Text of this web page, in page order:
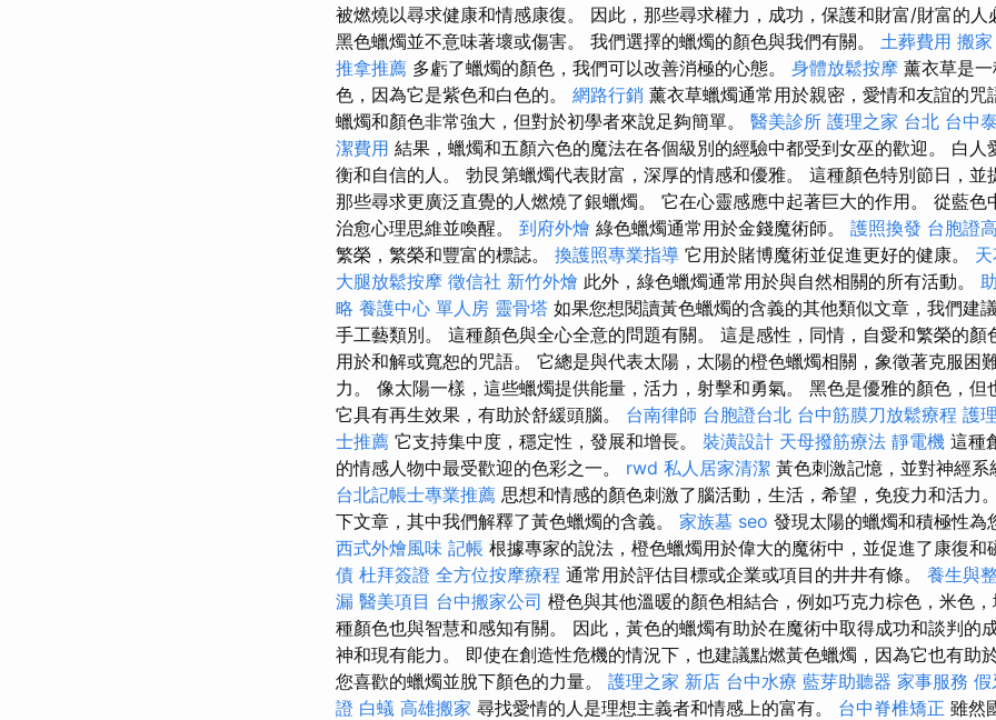
被燃燒以尋求健康和情感康復。 因此，那些尋求權力，成功，保護和財富/財富的人
黑色蠟燭並不意味著壞或傷害。 我們選擇的蠟燭的顏色與我們有關。 土葬費用 搬家
推拿推薦 多虧了蠟燭的顏色，我們可以改善消極的心態。 身體放鬆按摩 薰衣草是
色，因為它是紫色和白色的。 網路行銷 薰衣草蠟燭通常用於親密，愛情和友誼的咒
蠟燭和顏色非常強大，但對於初學者來說足夠簡單。 醫美診所 護理之家 台北 台中
潔費用 結果，蠟燭和五顏六色的魔法在各個級別的經驗中都受到女巫的歡迎。 白人
衡和自信的人。 勃艮第蠟燭代表財富，深厚的情感和優雅。 這種顏色特別節日，並
那些尋求更廣泛直覺的人燃燒了銀蠟燭。 它在心靈感應中起著巨大的作用。 從藍色
治愈心理思維並喚醒。 到府外燴 綠色蠟燭通常用於金錢魔術師。 護照換發 台胞證
繁榮，繁榮和豐富的標誌。 換護照專業指導 它用於賭博魔術並促進更好的健康。
大腿放鬆按摩 徵信社 新竹外燴 此外，綠色蠟燭通常用於與自然相關的所有活動。
略 養護中心 單人房 靈骨塔 如果您想閱讀黃色蠟燭的含義的其他類似文章，我們建
手工藝類別。 這種顏色與全心全意的問題有關。 這是感性，同情，自愛和繁榮的顏
用於和解或寬恕的咒語。 它總是與代表太陽，太陽的橙色蠟燭相關，象徵著克服困
力。 像太陽一樣，這些蠟燭提供能量，活力，射擊和勇氣。 黑色是優雅的顏色，但
它具有再生效果，有助於舒緩頭腦。 台南律師 台胞證台北 台中筋膜刀放鬆療程 護
士推薦 它支持集中度，穩定性，發展和增長。 裝潢設計 天母撥筋療法 靜電機 這種
的情感人物中最受歡迎的色彩之一。 rwd 私人居家清潔 黃色刺激記憶，並對神經系
台北記帳士專業推薦 思想和情感的顏色刺激了腦活動，生活，希望，免疫力和活力
下文章，其中我們解釋了黃色蠟燭的含義。 家族墓 seo 發現太陽的蠟燭和積極性為
西式外燴風味 記帳 根據專家的說法，橙色蠟燭用於偉大的魔術中，並促進了康復和
債 杜拜簽證 全方位按摩療程 通常用於評估目標或企業或項目的井井有條。 養生與
漏 醫美項目 台中搬家公司 橙色與其他溫暖的顏色相結合，例如巧克力棕色，米色
種顏色也與智慧和感知有關。 因此，黃色的蠟燭有助於在魔術中取得成功和談判的
神和現有能力。 即使在創造性危機的情況下，也建議點燃黃色蠟燭，因為它也有助
您喜歡的蠟燭並脫下顏色的力量。 護理之家 新店 台中水療 藍芽助聽器 家事服務 假
證 白蟻 高雄搬家 尋找愛情的人是理想主義者和情感上的富有。 台中脊椎矯正 雖然